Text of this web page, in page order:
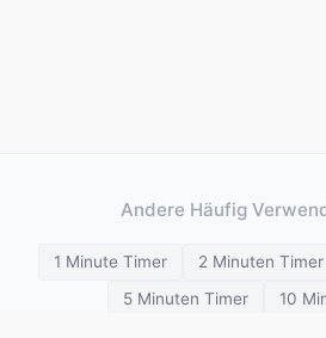
Andere Häufig
1 Minute Timer 2 Minuten Timer
5 Minuten Timer
10